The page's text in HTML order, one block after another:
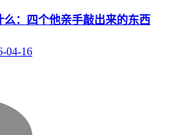
么：四个他亲手敲出来的东西
04-16